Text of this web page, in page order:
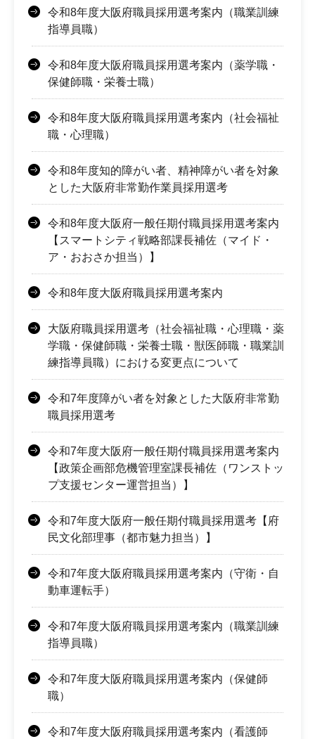
令和8年度大阪府職員採用選考案内（職業訓練
指導員職）
令和8年度大阪府職員採用選考案内（薬学職・
保健師職・栄養士職）
令和8年度大阪府職員採用選考案内（社会福祉
職・心理職）
令和8年度知的障がい者、精神障がい者を対象
とした大阪府非常勤作業員採用選考
令和8年度大阪府一般任期付職員採用選考案内
【スマートシティ戦略部課長補佐（マイド・
ア・おおさか担当）】
令和8年度大阪府職員採用選考案内
大阪府職員採用選考（社会福祉職・心理職・薬
学職・保健師職・栄養士職・獣医師職・職業訓
練指導員職）における変更点について
令和7年度障がい者を対象とした大阪府非常勤
職員採用選考
令和7年度大阪府一般任期付職員採用選考案内
【政策企画部危機管理室課長補佐（ワンストッ
プ支援センター運営担当）】
令和7年度大阪府一般任期付職員採用選考【府
民文化部理事（都市魅力担当）】
令和7年度大阪府職員採用選考案内（守衛・自
動車運転手）
令和7年度大阪府職員採用選考案内（職業訓練
指導員職）
令和7年度大阪府職員採用選考案内（保健師
職）
令和7年度大阪府職員採用選考案内（看護師